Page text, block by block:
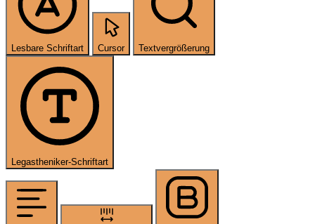
Lesbare Schriftart Cursor Textvergrößerung
Legastheniker-Schriftart